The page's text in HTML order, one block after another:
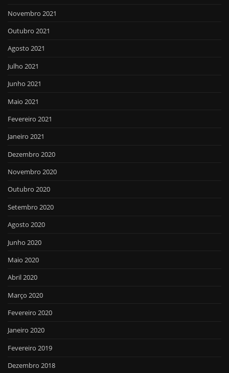
Novembro 2021
Outubro 2021
Agosto 2021
Julho 2021
Junho 2021
Maio 2021
Fevereiro 2021
Janeiro 2021
Dezembro 2020
Novembro 2020
Outubro 2020
Setembro 2020
Agosto 2020
Junho 2020
Maio 2020
Abril 2020
Março 2020
Fevereiro 2020
Janeiro 2020
Fevereiro 2019
Dezembro 2018